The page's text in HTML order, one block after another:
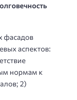
фасадов
аспектов:
нормам к
2)